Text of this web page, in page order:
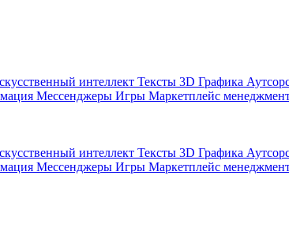
интеллект Тексты 3D Графика
Мессенджеры Игры Маркетплейс
интеллект Тексты 3D Графика
Мессенджеры Игры Маркетплейс